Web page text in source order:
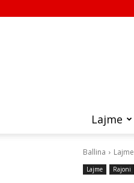
Lajme
Ballina Lajme
Lajme Rajoni